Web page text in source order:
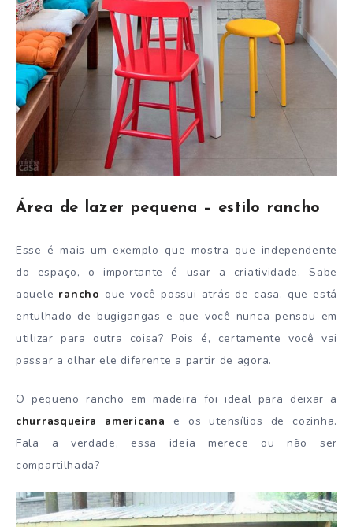
Área de lazer pequena – estilo rancho
Esse é mais um exemplo que mostra que independente
do espaço, o importante é usar a criatividade. Sabe
aquele rancho que você possui atrás de casa, que está
entulhado de bugigangas e que você nunca pensou em
utilizar para outra coisa? Pois é, certamente você vai
passar a olhar ele diferente a partir de agora.
O pequeno rancho em madeira foi ideal para deixar a
churrasqueira americana e os utensílios de cozinha.
Fala a verdade, essa ideia merece ou não ser
compartilhada?